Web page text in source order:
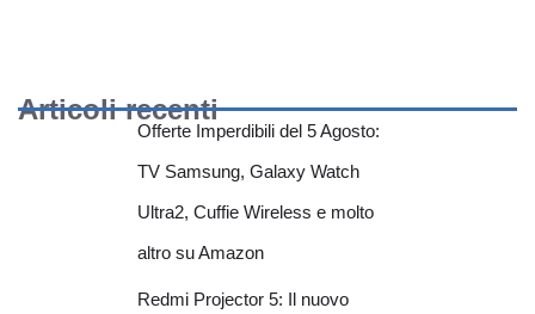
Articoli recenti
Offerte Imperdibili del 5 Agosto:
TV Samsung, Galaxy Watch
Ultra2, Cuffie Wireless e molto
altro su Amazon
Redmi Projector 5: Il nuovo